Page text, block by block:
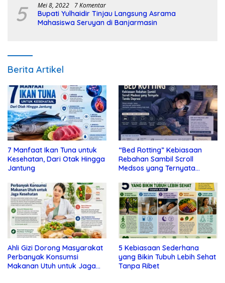
5 Mei 8, 2022 7 Komentar
Bupati Yulhaidir Tinjau Langsung Asrama
Mahasiswa Seruyan di Banjarmasin
Berita Artikel
7 Manfaat Ikan Tuna untuk
Kesehatan, Dari Otak Hingga
Jantung
“Bed Rotting” Kebiasaan
Rebahan Sambil Scroll
Medsos yang Ternyata
Ahli Gizi Dorong Masyarakat
Perbanyak Konsumsi
Makanan Utuh untuk Jaga
5 Kebiasaan Sederhana
yang Bikin Tubuh Lebih Sehat
Tanpa Ribet